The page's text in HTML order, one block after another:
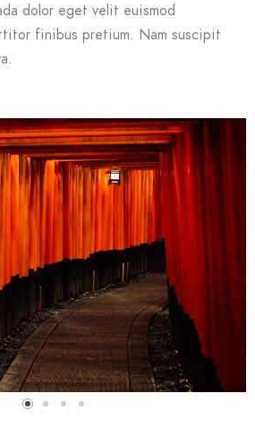
dolor eget velit euismod
finibus pretium. Nam suscipit